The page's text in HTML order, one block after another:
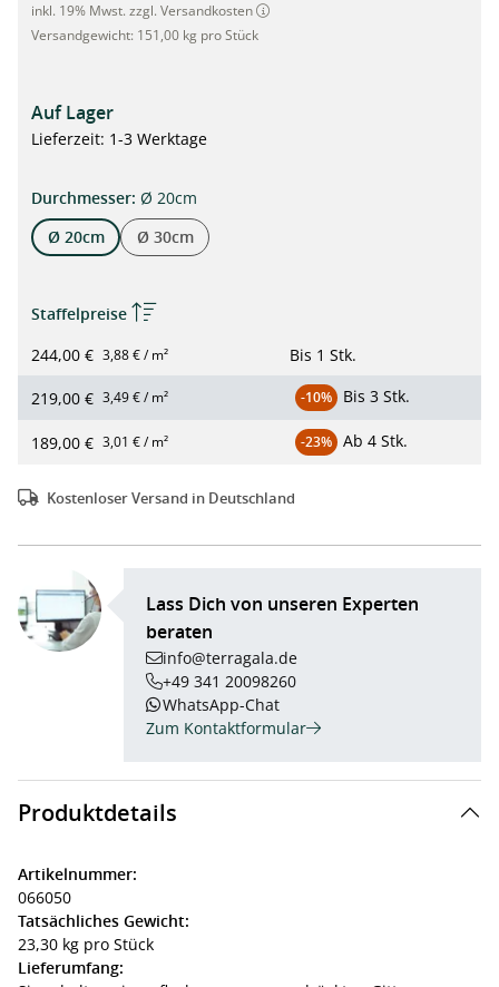
inkl. 19% Mwst. zzgl. Versandkosten
Versandgewicht: 151,00 kg pro Stück
Auf Lager
Lieferzeit: 1-3 Werktage
Durchmesserauswählen
: Ø 20cm
Ø 20cm
Ø 30cm
Staffelpreise
244,00 € 3,88 € / m² Bis 1 Stk.
219,00 € 3,49 € / m² -10% Bis 3 Stk.
189,00 € 3,01 € / m² -23% Ab 4 Stk.
Kostenloser Versand in Deutschland
Lass Dich von unseren Experten
beraten
info@terragala.de
+49 341 20098260
WhatsApp-Chat
Zum Kontaktformular
Produktdetails
Artikelnummer:
066050
Tatsächliches Gewicht:
23,30 kg pro Stück
Lieferumfang: